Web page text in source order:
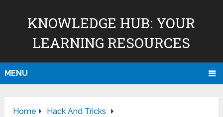
KNOWLEDGE HUB: YOUR
LEARNING RESOURCES
MENU
Home
Hack And Tricks